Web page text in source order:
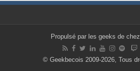
Propulsé par les geeks de
© Geekbecois 2009-2026, Tous